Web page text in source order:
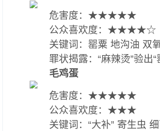
危害度：★★★★★
公众喜欢度：★★★★☆
关键词：罂粟 地沟油 双氧
罪状揭露：“麻辣烫”验出“
毛鸡蛋
危害度：★★★★★
公众喜欢度：★★★
关键词：“大补” 寄生虫 细